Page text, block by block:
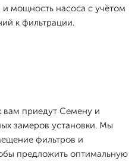
и мощность насоса с учётом
к фильтрации.
вам приедут Семену и
замеров установки. Мы
фильтров и
предложить оптимальную